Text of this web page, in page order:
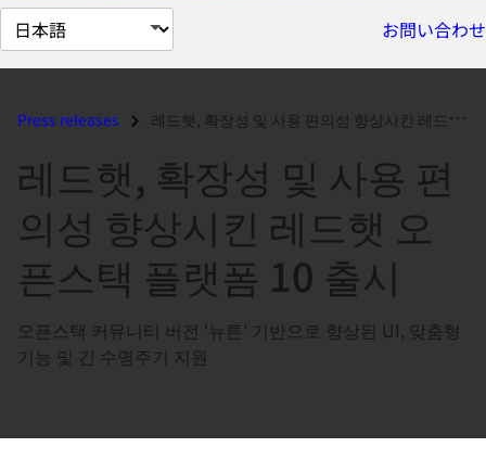
ペ
ー
の
い
お問い合わせ
Press releases 레드햇, 확장성 및 사용 편의성 향상시킨 레드햇 오픈스택 플랫폼 10 출시...
레드햇, 확장성 및 사용 편
의성 향상시킨 레드햇 오
픈스택 플랫폼 10 출시
오픈스택 커뮤니티 버전 ‘뉴튼’ 기반으로 향상된 UI, 맞춤형
기능 및 긴 수명주기 지원